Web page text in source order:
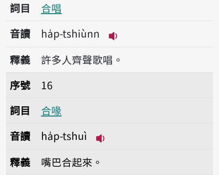
詞目
合唱
音讀
ha̍p-tshiùnn
播放音讀ha̍p-tshiùnn
釋義
許多人齊聲歌唱。
序號16合喙
序號
16
詞目
合喙
音讀
ha̍p-tshuì
釋義
嘴巴合起來。